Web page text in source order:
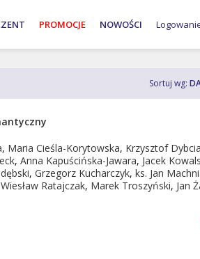
PROMOCJE NOWOŚCI
Roszkowski
Chrostowski
Sortuj wg:
, Maria Cieśla-Korytowska, Krzysztof
, Anna Kapuścińska-Jawara, Jacek
, Grzegorz Kucharczyk, ks. Jan
Wiesław Ratajczak, Marek Troszyński, Jan